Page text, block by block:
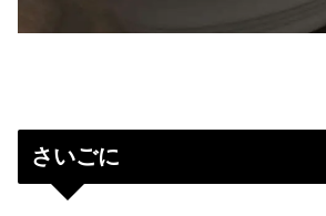
さいごに